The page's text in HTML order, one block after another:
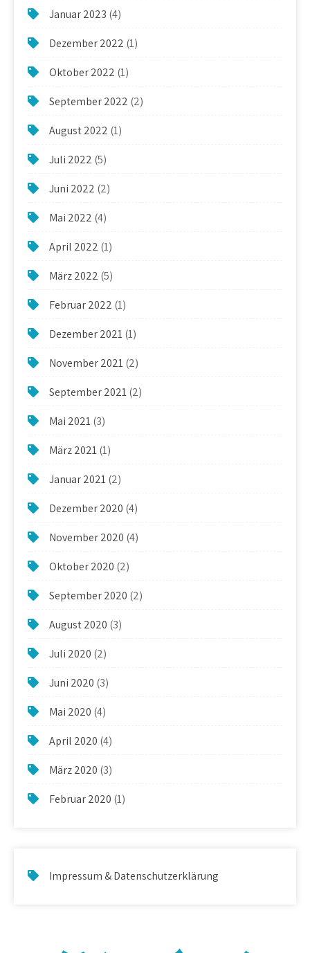
Januar 2023 (4)
Dezember 2022 (1)
Oktober 2022 (1)
September 2022 (2)
August 2022 (1)
Juli 2022 (5)
Juni 2022 (2)
Mai 2022 (4)
April 2022 (1)
März 2022 (5)
Februar 2022 (1)
Dezember 2021(1)
November 2021(2)
September 2021(2)
Mai 2021(3)
März 2021(1)
Januar 2021(2)
Dezember 2020 (4)
November 2020 (4)
Oktober 2020 (2)
September 2020 (2)
August 2020 (3)
Juli 2020 (2)
Juni 2020 (3)
Mai 2020 (4)
April 2020 (4)
März 2020 (3)
Februar 2020 (1)
Impressum & Datenschutzerklärung